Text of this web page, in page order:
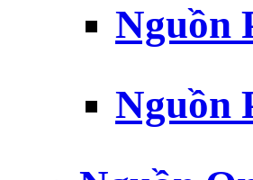
Nguồn
Nguồn